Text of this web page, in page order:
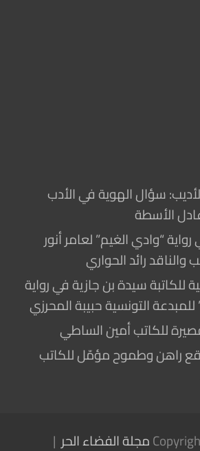
سؤال الهوية في الأدب
الأسطة
“وادي الغيم” لعامر أنور
رائد الحواري
للكاتبة سيدة بن جازية في رواية
التونسية حبيبة المحرزي
للكاتب أمين الساطي
راهن وطموح مؤمّل للكاتب
مجلة الفضاء الحر